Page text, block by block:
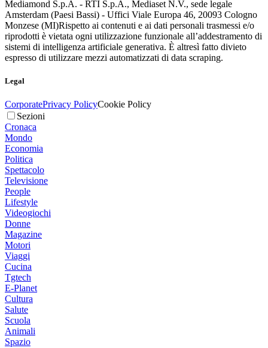
Mediamond S.p.A. - RTI S.p.A., Mediaset N.V., sede legale
Amsterdam (Paesi Bassi) - Uffici Viale Europa 46, 20093 Cologno
Monzese (MI)Rispetto ai contenuti e ai dati personali trasmessi e/o
riprodotti è vietata ogni utilizzazione funzionale all’addestramento di
sistemi di intelligenza artificiale generativa. È altresì fatto divieto
espresso di utilizzare mezzi automatizzati di data scraping.
Legal
CorporatePrivacy PolicyCookie Policy
Sezioni
Cronaca
Mondo
Economia
Politica
Spettacolo
Televisione
People
Lifestyle
Videogiochi
Donne
Magazine
Motori
Viaggi
Cucina
Tgtech
E-Planet
Cultura
Salute
Scuola
Animali
Spazio